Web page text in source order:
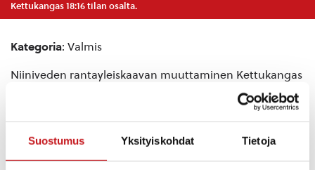
Suostumus Yksityiskohdat Tietoja
Kettukangas 18:16 tilan osalta.
Kategoria: Valmis
Niiniveden rantayleiskaavan muuttaminen Kettukangas
rantarakennuspaikkoja siten että tieyhteydet sekä
Aloituspäivämäärä : 27.2.2007